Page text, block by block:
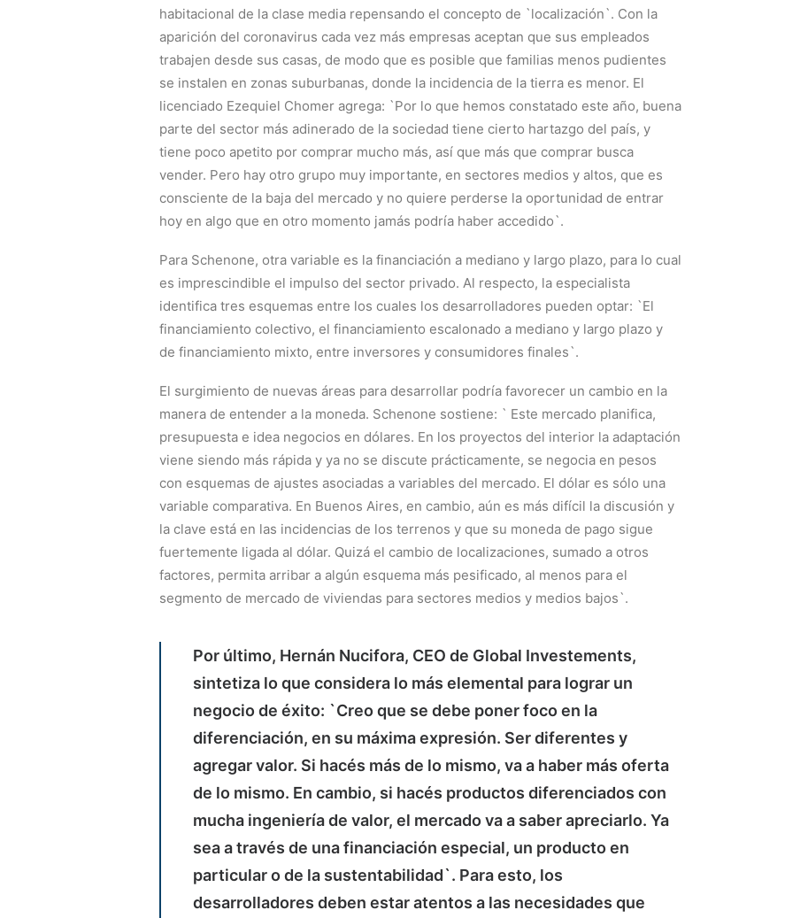
habitacional de la clase media repensando el concepto de `localización`. Con la
aparición del coronavirus cada vez más empresas aceptan que sus empleados
trabajen desde sus casas, de modo que es posible que familias menos pudientes
se instalen en zonas suburbanas, donde la incidencia de la tierra es menor. El
licenciado Ezequiel Chomer agrega: `Por lo que hemos constatado este año, buena
parte del sector más adinerado de la sociedad tiene cierto hartazgo del país, y
tiene poco apetito por comprar mucho más, así que más que comprar busca
vender. Pero hay otro grupo muy importante, en sectores medios y altos, que es
consciente de la baja del mercado y no quiere perderse la oportunidad de entrar
hoy en algo que en otro momento jamás podría haber accedido`.
Para Schenone, otra variable es la financiación a mediano y largo plazo, para lo cual
es imprescindible el impulso del sector privado. Al respecto, la especialista
identifica tres esquemas entre los cuales los desarrolladores pueden optar: `El
financiamiento colectivo, el financiamiento escalonado a mediano y largo plazo y
de financiamiento mixto, entre inversores y consumidores finales`.
El surgimiento de nuevas áreas para desarrollar podría favorecer un cambio en la
manera de entender a la moneda. Schenone sostiene: ` Este mercado planifica,
presupuesta e idea negocios en dólares. En los proyectos del interior la adaptación
viene siendo más rápida y ya no se discute prácticamente, se negocia en pesos
con esquemas de ajustes asociadas a variables del mercado. El dólar es sólo una
variable comparativa. En Buenos Aires, en cambio, aún es más difícil la discusión y
la clave está en las incidencias de los terrenos y que su moneda de pago sigue
fuertemente ligada al dólar. Quizá el cambio de localizaciones, sumado a otros
factores, permita arribar a algún esquema más pesificado, al menos para el
segmento de mercado de viviendas para sectores medios y medios bajos`.
Por último, Hernán Nucifora, CEO de Global Investements,
sintetiza lo que considera lo más elemental para lograr un
negocio de éxito: `Creo que se debe poner foco en la
diferenciación, en su máxima expresión. Ser diferentes y
agregar valor. Si hacés más de lo mismo, va a haber más oferta
de lo mismo. En cambio, si hacés productos diferenciados con
mucha ingeniería de valor, el mercado va a saber apreciarlo. Ya
sea a través de una financiación especial, un producto en
particular o de la sustentabilidad`. Para esto, los
desarrolladores deben estar atentos a las necesidades que